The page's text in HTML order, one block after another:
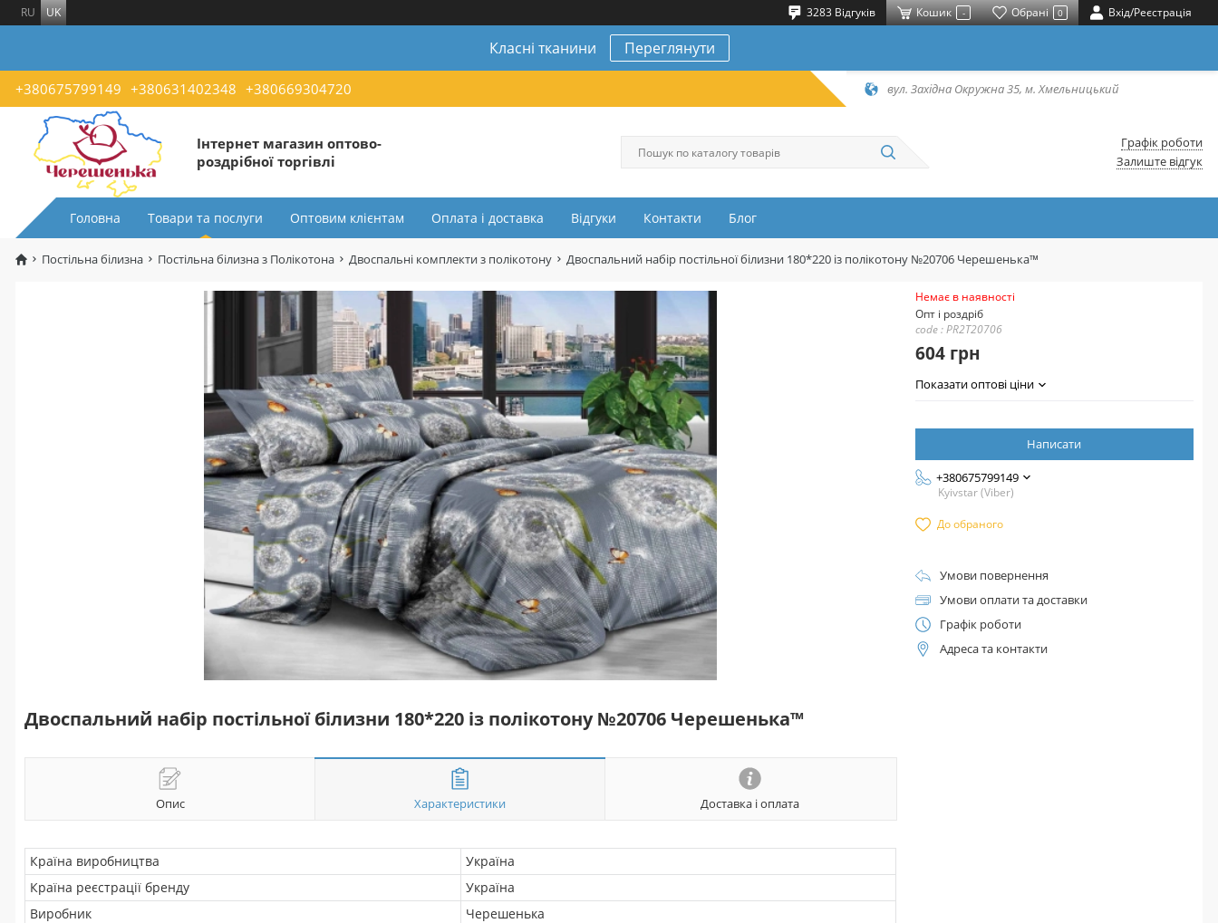
RU UK 3283 Відгуків Кошик - Обрані 0 Вхід/Реєстрація
Класні тканини Переглянути
+380675799149 +380631402348 +380669304720 вул. Західна Окружна 35, м. Хмельницький
Інтернет магазин оптово-
роздрібної торгівлі
Графік роботи
Залиште відгук
Головна Товари та послуги Оптовим клієнтам Оплата і доставка Відгуки Контакти Блог
Постільна білизна Постільна білизна з Полікотона Двоспальні комплекти з полікотону Двоспальний набір постільної білизни 180*220 із полікотону №20706 Черешенька™
Двоспальний набір постільної білизни 180*220 із полікотону №20706 Черешенька™
Опис Характеристики Доставка і оплата
Країна виробництва
Україна
Країна реєстрації бренду
Україна
Виробник
Черешенька
Немає в наявності
Опт і роздріб
code : PR2T20706
604 грн
Показати оптові ціни
Написати
+380675799149
Kyivstar (Viber)
До обраного
Умови повернення
Умови оплати та доставки
Графік роботи
Адреса та контакти